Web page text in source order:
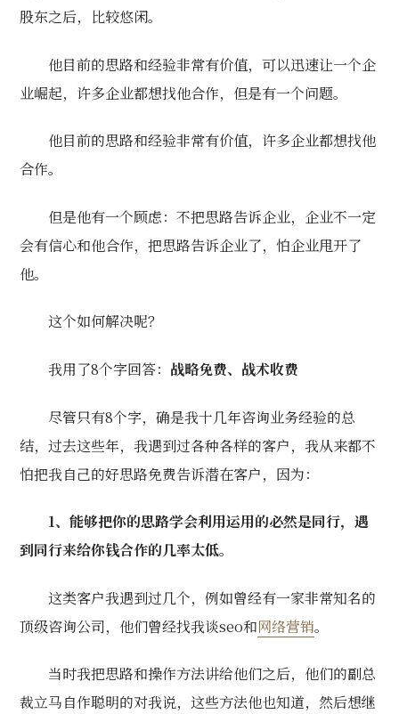
股东之后，比较悠闲。
他目前的思路和经验非常有价值，可以迅速让一个企
业崛起，许多企业都想找他合作，但是有一个问题。
他目前的思路和经验非常有价值，许多企业都想找他
合作。
但是他有一个顾虑：不把思路告诉企业，企业不一定
会有信心和他合作，把思路告诉企业了，怕企业甩开了
他。
这个如何解决呢？
我用了8个字回答： 战略免费、战术收费
尽管只有8个字，确是我十几年咨询业务经验的总
结，过去这些年，我遇到过各种各样的客户，我从来都不
怕把我自己的好思路免费告诉潜在客户，因为：
1、能够把你的思路学会利用运用的必然是同行，遇
到同行来给你钱合作的几率太低。
这类客户我遇到过几个，例如曾经有一家非常知名的
顶级咨询公司，他们曾经找我谈seo和网络营销。
当时我把思路和操作方法讲给他们之后，他们的副总
裁立马自作聪明的对我说，这些方法他也知道，然后想继